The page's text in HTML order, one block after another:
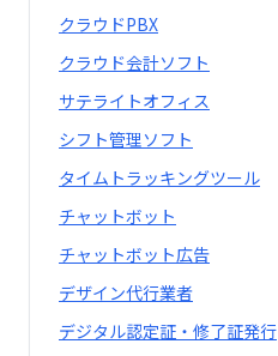
クラウドPBX
クラウド会計ソフト
サテライトオフィス
シフト管理ソフト
タイムトラッキングツール
チャットボット
チャットボット広告
デザイン代行業者
デジタル認定証・修了証発行